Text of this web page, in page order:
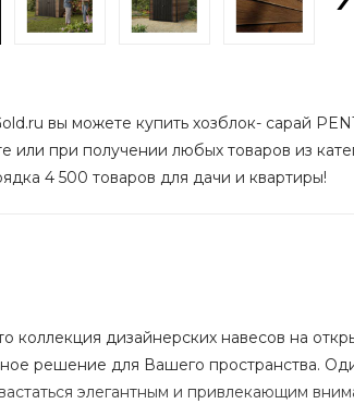
вы можете купить хозблок- сарай
или при получении любых товаров из
4 500 товаров для дачи и квартиры!
коллекция дизайнерских навесов на
решение для Вашего пространства.
элегантным и привлекающим